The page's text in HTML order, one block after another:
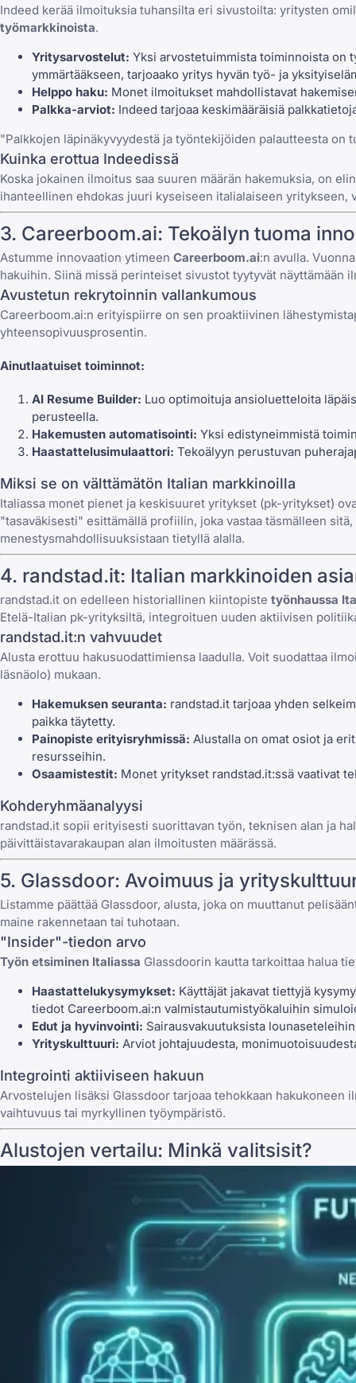
Indeed kerää ilmoituksia tuhansilta eri sivustoilta: yritysten
työmarkkinoista.
Yritysarvostelut: Yksi arvostetuimmista toiminnoista on
ymmärtääkseen, tarjoaako yritys hyvän työ- ja
Helppo haku: Monet ilmoitukset mahdollistavat
Palkka-arviot: Indeed tarjoaa keskimääräisiä
"Palkkojen läpinäkyvyydestä ja työntekijöiden palautteesta on
Kuinka erottua Indeedissä
Koska jokainen ilmoitus saa suuren määrän hakemuksia, on
ihanteellinen ehdokas juuri kyseiseen italialaiseen yritykseen,
3. Careerboom.ai: Tekoälyn tuoma
Astumme innovaation ytimeen Careerboom.ai:n avulla.
hakuihin. Siinä missä perinteiset sivustot tyytyvät näyttämään
Avustetun rekrytoinnin vallankumous
Careerboom.ai:n erityispiirre on sen proaktiivinen
yhteensopivuusprosentin.
Ainutlaatuiset toiminnot:
AI Resume Builder: Luo optimoituja ansioluetteloita
perusteella.
Hakemusten automatisointi: Yksi edistyneimmistä
Haastattelusimulaattori: Tekoälyyn perustuvan
Miksi se on välttämätön Italian markkinoilla
Italiassa monet pienet ja keskisuuret yritykset (pk-yritykset)
"tasaväkisesti" esittämällä profiilin, joka vastaa täsmälleen
menestysmahdollisuuksistaan tietyllä alalla.
4. randstad.it: Italian markkinoiden
randstad.it on edelleen historiallinen kiintopiste työnhaussa
Etelä-Italian pk-yrityksiltä, integroituen uuden aktiivisen
randstad.it:n vahvuudet
Alusta erottuu hakusuodattimiensa laadulla. Voit suodattaa
läsnäolo) mukaan.
Hakemuksen seuranta: randstad.it tarjoaa yhden
paikka täytetty.
Painopiste erityisryhmissä: Alustalla on omat osiot ja
resursseihin.
Osaamistestit: Monet yritykset randstad.it:ssä vaativat
Kohderyhmäanalyysi
randstad.it sopii erityisesti suorittavan työn, teknisen alan ja
päivittäistavarakaupan alan ilmoitusten määrässä.
5. Glassdoor: Avoimuus ja
Listamme päättää Glassdoor, alusta, joka on muuttanut
maine rakennetaan tai tuhotaan.
"Insider"-tiedon arvo
Työn etsiminen Italiassa Glassdoorin kautta tarkoittaa halua
Haastattelukysymykset: Käyttäjät jakavat tiettyjä
tiedot Careerboom.ai:n valmistautumistyökaluihin
Edut ja hyvinvointi: Sairausvakuutuksista
Yrityskulttuuri: Arviot johtajuudesta,
Integrointi aktiiviseen hakuun
Arvostelujen lisäksi Glassdoor tarjoaa tehokkaan
vaihtuvuus tai myrkyllinen työympäristö.
Alustojen vertailu: Minkä valitsisit?